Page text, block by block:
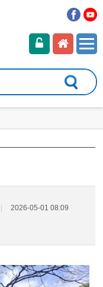
2026-05-01 08:09